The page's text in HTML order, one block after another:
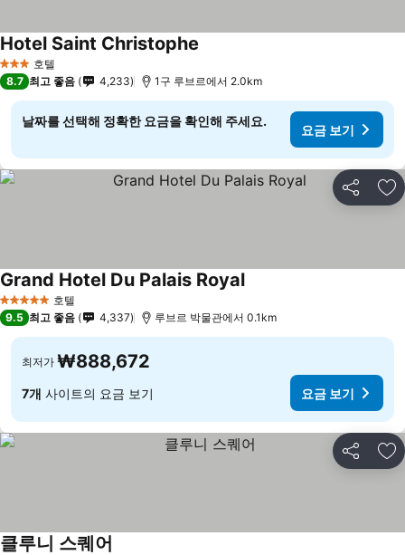
3 성급 호텔
Hotel Saint Christophe
8.7 최고 좋음 4,233 1구 루브르에서 2.0km
날짜를 선택해 정확한 요금을 확인해 주세요.
요금 보기
공유 즐
5 성급 호텔
Grand Hotel Du Palais Royal
9.5 최고 좋음 4,337 루브르 박물관에서 0.1km
최저가 ₩888,672
7개 사이트의 요금 보기 요금 보기
공유 즐
클루니 스퀘어